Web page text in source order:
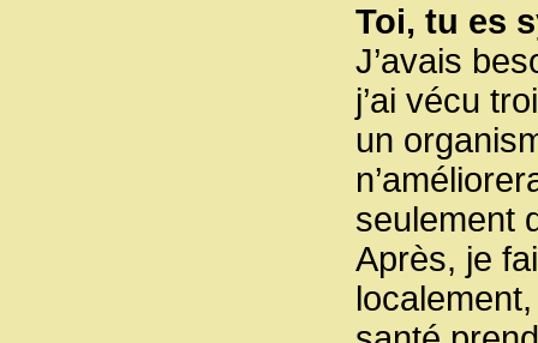
Toi, tu es
J’avais
j’ai vécu
un
seulement
Après, je